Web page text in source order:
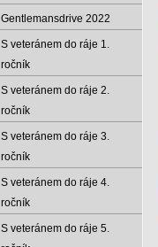
Gentlemansdrive 2022
S veteránem do ráje 1.
ročník
S veteránem do ráje 2.
ročník
S veteránem do ráje 3.
ročník
S veteránem do ráje 4.
ročník
S veteránem do ráje 5.